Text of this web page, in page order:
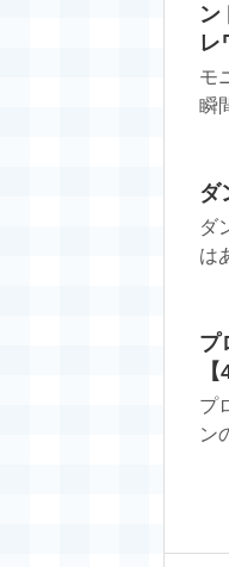
ン
レ
モ
瞬
ダ
ダ
は
プ
プ
ン